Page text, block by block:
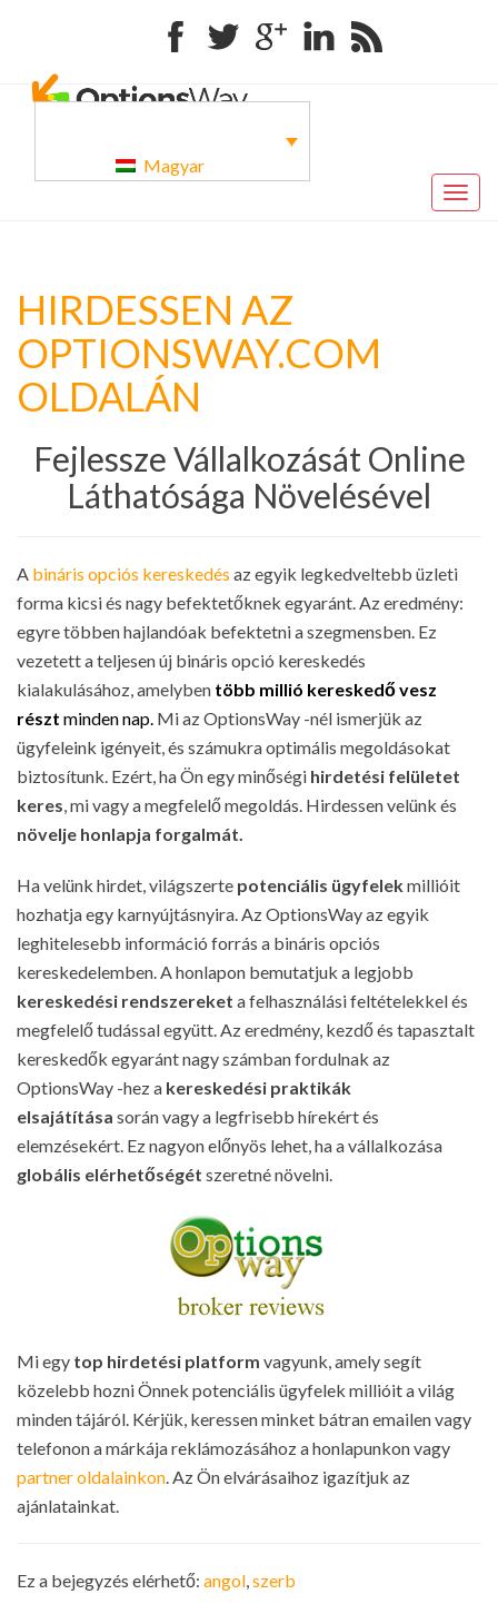
FacebookTwitterGoogle+LinkedinRSS
Magyar
HIRDESSEN AZ
OPTIONSWAY.COM
OLDALÁN
Fejlessze Vállalkozását Online
Láthatósága Növelésével
A bináris opciós kereskedés az egyik legkedveltebb üzleti
forma kicsi és nagy befektetőknek egyaránt. Az eredmény:
egyre többen hajlandóak befektetni a szegmensben. Ez
vezetett a teljesen új bináris opció kereskedés
kialakulásához, amelyben több millió kereskedő vesz
részt minden nap. Mi az OptionsWay -nél ismerjük az
ügyfeleink igényeit, és számukra optimális megoldásokat
biztosítunk. Ezért, ha Ön egy minőségi hirdetési felületet
keres, mi vagy a megfelelő megoldás. Hirdessen velünk és
növelje honlapja forgalmát.
Ha velünk hirdet, világszerte potenciális ügyfelekmillióit
hozhatja egy karnyújtásnyira. Az OptionsWay az egyik
leghitelesebb információ forrás a bináris opciós
kereskedelemben. A honlapon bemutatjuk a legjobb
kereskedési rendszereket a felhasználási feltételekkel és
megfelelő tudással együtt. Az eredmény, kezdő és tapasztalt
kereskedők egyaránt nagy számban fordulnak az
OptionsWay -hez a kereskedési praktikák
elsajátítása során vagy a legfrisebb hírekért és
elemzésekért. Ez nagyon előnyös lehet, ha a vállalkozása
globális elérhetőségét szeretné növelni.
Mi egy top hirdetési platform vagyunk, amely segít
közelebb hozni Önnek potenciális ügyfelek millióit a világ
minden tájáról. Kérjük, keressen minket bátran emailen vagy
telefonon a márkája reklámozásához a honlapunkon vagy
partner oldalainkon. Az Ön elvárásaihoz igazítjuk az
ajánlatainkat.
Ez a bejegyzés elérhető: angol szerb